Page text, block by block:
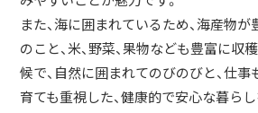
また、海に囲まれているため、海産物
のこと、米、野菜、果物なども豊富に収
候で、自然に囲まれてのびのびと、仕
育ても重視した、健康的で安心な暮ら